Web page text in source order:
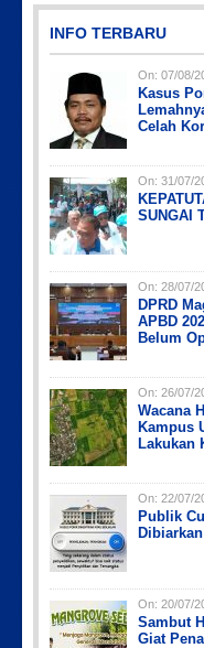
IMG-
INFO TERBARU
On: 07/08/
Kasus
Celah
On: 31/07/
SUNGAI
On: 28/07/
DPRD
APBD
Belum
On: 26/07/
Wacana
Kampus
Lakukan
On: 22/07/
Publik
On: 20/07/
Sambut
Giat